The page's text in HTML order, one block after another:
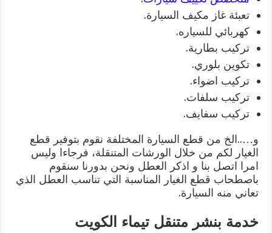
تعبئة غاز مكيف السيارة.
كهربائي للسياره.
تركيب بطارية.
تكوين بلوري.
تركيب اضواء.
تركيب سلفات.
تركيب سفايف.
و…..الخ من قطع السيارة المختلفة نقوم بتوفير قطع
الغيار لكم من خلال الورشات المتنقلة، فرجاءا وليس
امرا اتصل بنا و اذكر العطل ونحن بدورنا سنقوم
باصطحاب قطع الغيار المناسبة التي تناسب العطل الذي
تعاني منه السيارة.
خدمة بنشر متنقل تيماء الكويت